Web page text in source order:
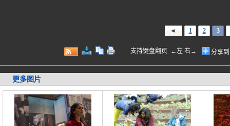
1 2 3
支持键盘翻页 ←左 右→ 分享
更多图片